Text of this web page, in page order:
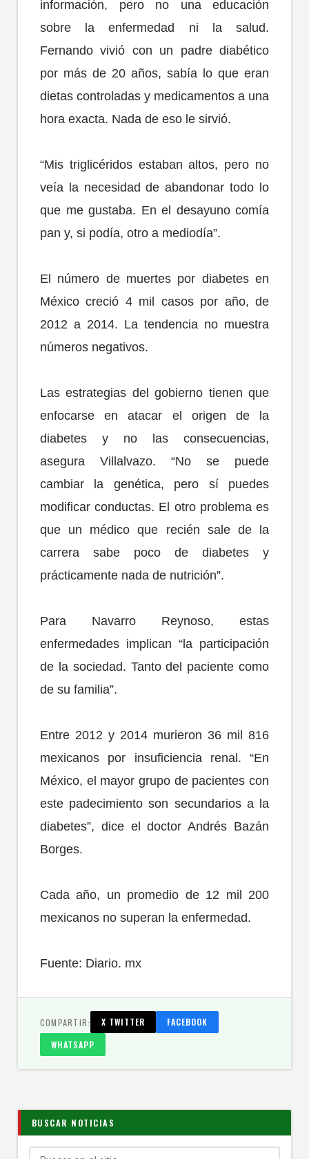
información, pero no una educación
sobre la enfermedad ni la salud.
Fernando vivió con un padre diabético
por más de 20 años, sabía lo que eran
dietas controladas y medicamentos a una
hora exacta. Nada de eso le sirvió.
“Mis triglicéridos estaban altos, pero no
veía la necesidad de abandonar todo lo
que me gustaba. En el desayuno comía
pan y, si podía, otro a mediodía”.
El número de muertes por diabetes en
México creció 4 mil casos por año, de
2012 a 2014. La tendencia no muestra
números negativos.
Las estrategias del gobierno tienen que
enfocarse en atacar el origen de la
diabetes y no las consecuencias,
asegura Villalvazo. “No se puede
cambiar la genética, pero sí puedes
modificar conductas. El otro problema es
que un médico que recién sale de la
carrera sabe poco de diabetes y
prácticamente nada de nutrición”.
Para Navarro Reynoso, estas
enfermedades implican “la participación
de la sociedad. Tanto del paciente como
de su familia”.
Entre 2012 y 2014 murieron 36 mil 816
mexicanos por insuficiencia renal. “En
México, el mayor grupo de pacientes con
este padecimiento son secundarios a la
diabetes”, dice el doctor Andrés Bazán
Borges.
Cada año, un promedio de 12 mil 200
mexicanos no superan la enfermedad.
Fuente: Diario. mx
COMPARTIR: X TWITTER
FACEBOOK
WHATSAPP
BUSCAR NOTICIAS